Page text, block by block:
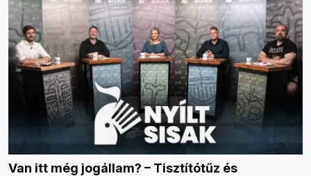
Van itt még jogállam? – Tisztítótűz és